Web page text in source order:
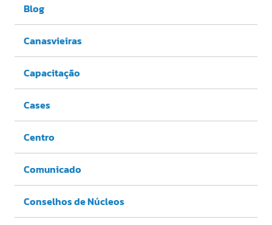
Blog
Canasvieiras
Capacitação
Cases
Centro
Comunicado
Conselhos de Núcleos